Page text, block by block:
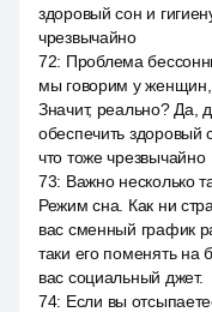
здоровый сон и
чрезвычайно
72: Проблема
мы говорим у женщин,
Значит, реально? Да,
обеспечить здоровый
что тоже чрезвычайно
73: Важно несколько
Режим сна. Как ни
вас сменный график
таки его поменять на
вас социальный джет.
74: Если вы